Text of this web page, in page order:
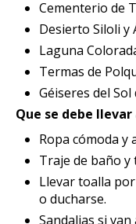
Cementerio de
Desierto Siloli y
Laguna
Termas de
Géiseres del Sol
Que se debe
Ropa cómoda y
Traje de baño y
Llevar toalla
o ducharse.
Sandalias si